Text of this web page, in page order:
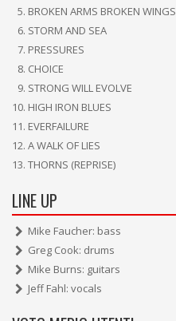
BROKEN ARMS BROKEN WINGS
STORM AND SEA
PRESSURES
CHOICE
STRONG WILL EVOLVE
HIGH IRON BLUES
EVERFAILURE
A WALK OF LIES
THORNS (REPRISE)
LINE UP
Mike Faucher: bass
Greg Cook: drums
Mike Burns: guitars
Jeff Fahl: vocals